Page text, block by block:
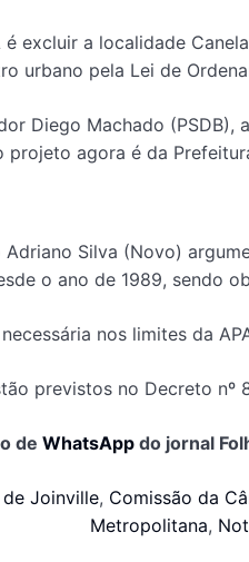
excluir a localidade
urbano pela Lei de
Diego Machado
agora é da
Silva (Novo)
o ano de 1989, sendo
nos limites da
previstos no Decreto nº
de WhatsApp do jornal
Joinville, Comissão da
Metropolitana,